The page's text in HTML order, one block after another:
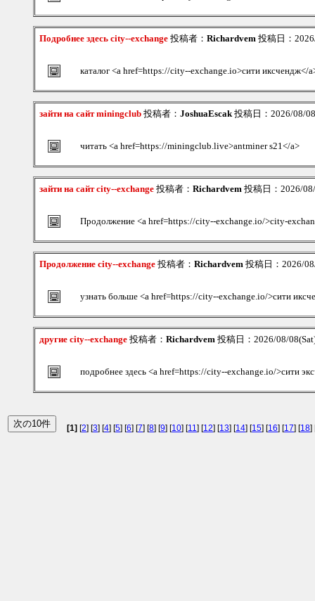
Подробнее здесь city--exchange 投稿者： Richardvem 投稿日：
каталог <a href=https://city--exchange.io>сити иксчендж</
зайти на сайт miningclub 投稿者： JoshuaEscak投稿日：2026/08/
читать <a href=https://miningclub.live>antminer s21</a>
зайти на сайт city--exchange 投稿者： Richardvem 投稿日：2026/
Продолжение <a href=https://city--exchange.io/>city-
Продолжение city--exchange 投稿者： Richardvem 投稿日：2026/
узнать больше <a href=https://city--exchange.io/>сити
другие city--exchange 投稿者： Richardvem 投稿日：2026/08/
подробнее здесь <a href=https://city--exchange.io/>сити
[1] [2] [3] [4] [5] [6] [7] [8] [9] [10] [11] [12] [13] [14] [15] [16] [17] [18]